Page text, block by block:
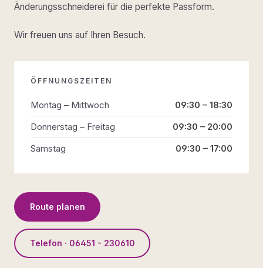
Änderungsschneiderei für die perfekte Passform.
Wir freuen uns auf Ihren Besuch.
ÖFFNUNGSZEITEN
Montag – Mittwoch
09:30 – 18:30
Donnerstag – Freitag
09:30 – 20:00
Samstag
09:30 – 17:00
Route planen
Telefon · 06451 - 230610